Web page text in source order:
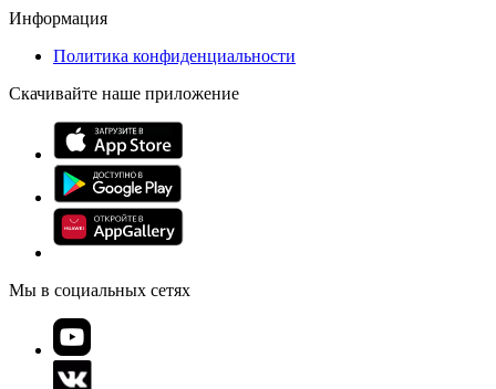
Информация
Политика конфиденциальности
Скачивайте наше приложение
Мы в социальных сетях